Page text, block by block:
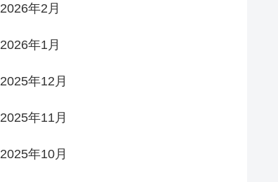
2026年2月
2026年1月
2025年12月
2025年11月
2025年10月